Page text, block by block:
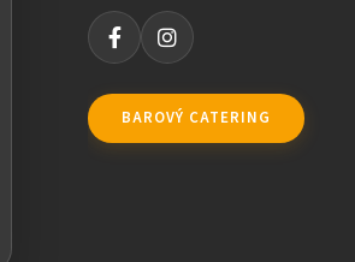
BAROVÝ CATERING